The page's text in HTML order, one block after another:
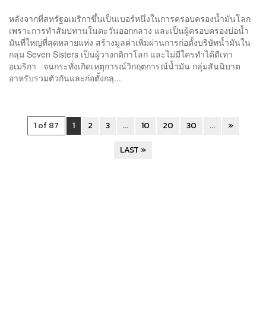
หลังจากที่สหรัฐอเมริกาขึ้นเป็นเบอร์หนึ่งในการครอบครองน้ำมันโลก
เพราะการทำสัมปทานในตะวันออกกลาง และเป็นผู้ครอบครองบ่อน้ำ
มันที่ใหญ่ที่สุดหลายแห่ง สร้างมูลค่าเพิ่มผ่านการก่อตั้งบริษัทน้ำมันใน
กลุ่ม Seven Sisters เป็นผู้วางกติกาโลก และไม่มีใครทำได้ดีเท่า
อเมริกา จนกระทั่งเกิดเหตุการณ์วิกฤตการณ์น้ำมัน กลุ่มสันนิบาต
อาหรับรวมตัวกันและก่อตั้งกลุ...
1 of 87 1 2 3 ... 10 20 30 ...
»
LAST »